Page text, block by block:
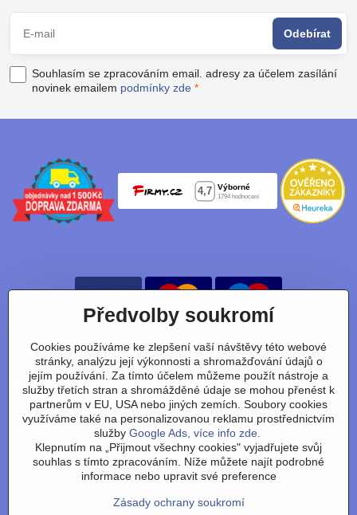
Odebírat
Souhlasím se zpracováním email. adresy za účelem zasílání
novinek emailem podmínky zde *
Nájdete nás taky na:
Facebook Instagram Youtube Tiktok
Obchodní podmínky/vrácení zboží/reklamace/výměna
zboží/články/technologie/recenze/o nás /FAQ/kontakt
Předvolby soukromí
Cookies používáme ke zlepšení vaší návštěvy této webové
stránky, analýzu její výkonnosti a shromažďování údajů o
jejím používání. Za tímto účelem můžeme použít nástroje a
služby třetích stran a shromážděné údaje se mohou přenést k
partnerům v EU, USA nebo jiných zemích. Soubory cookies
využíváme také na personalizovanou reklamu prostřednictvím
služby Google Ads, více info zde.
Klepnutím na „Přijmout všechny cookies" vyjadřujete svůj
souhlas s tímto zpracováním. Níže můžete najít podrobné
informace nebo upravit své preference
Zásady ochrany soukromí